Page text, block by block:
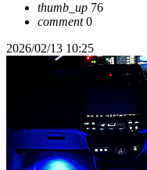
thumb_up 76
comment0
2026/02/13 10:25